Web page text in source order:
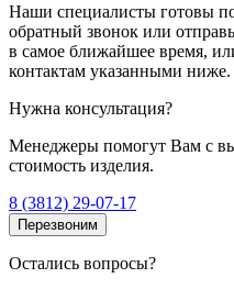
Наши специалисты готовы
обратный звонок или
в самое ближайшее время,
контактам указанными ниже.
Нужна консультация?
Менеджеры помогут Вам с
стоимость изделия.
8 (3812) 29-07-17
Перезвоним
Остались вопросы?